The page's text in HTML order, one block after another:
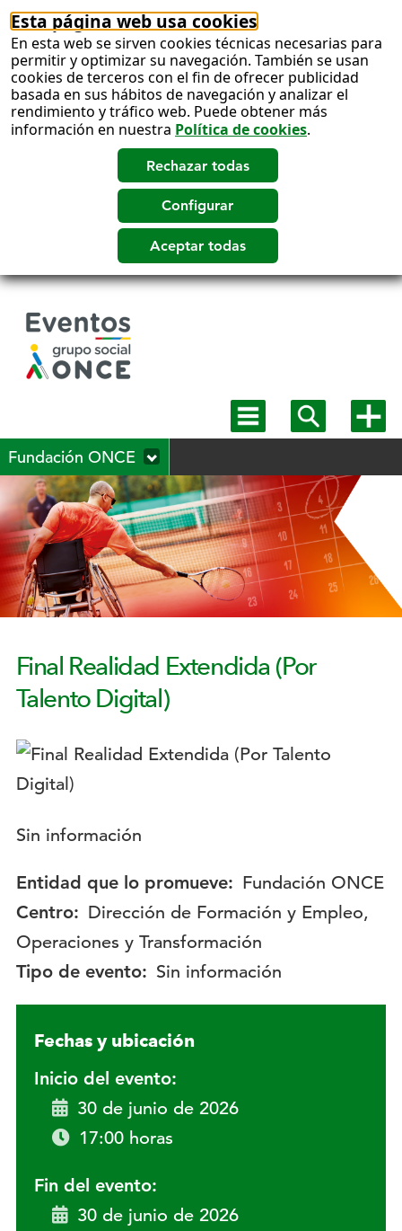
Esta página web usa cookies
En esta web se sirven cookies técnicas necesarias para
permitir y optimizar su navegación. También se usan
cookies de terceros con el fin de ofrecer publicidad
basada en sus hábitos de navegación y analizar el
rendimiento y tráfico web. Puede obtener más
información en nuestra Política de cookies.
Mostrar
menú
Mostrar
buscadormás
Fundación ONCE
Final Realidad Extendida (Por
Talento Digital)
Logotipo:
Descripción:
Sin información
Entidad que lo promueve: Fundación ONCE
Centro: Dirección de Formación y Empleo,
Operaciones y Transformación
Tipo de evento: Sin información
Fechas y ubicación
Inicio del evento:
30 de junio de 2026
17:00 horas
Fin del evento:
30 de junio de 2026